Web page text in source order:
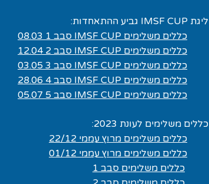
ליגת IMSF CUP גביע ההתאחדות:
כללים משלימים IMSF CUP סבב 1 08.03
כללים משלימים IMSF CUP סבב 2 12.04
כללים משלימים IMSF CUP סבב 3 03.05
כללים משלימים IMSF CUP סבב 4 28.06
כללים משלימים IMSF CUP סבב 5 05.07
כללים משלימים לעונת 2023:
כללים משלימים מרוץ עממי 22/12
כללים משלימים מרוץ עממי 01/12
כללים משלימים סבב 1